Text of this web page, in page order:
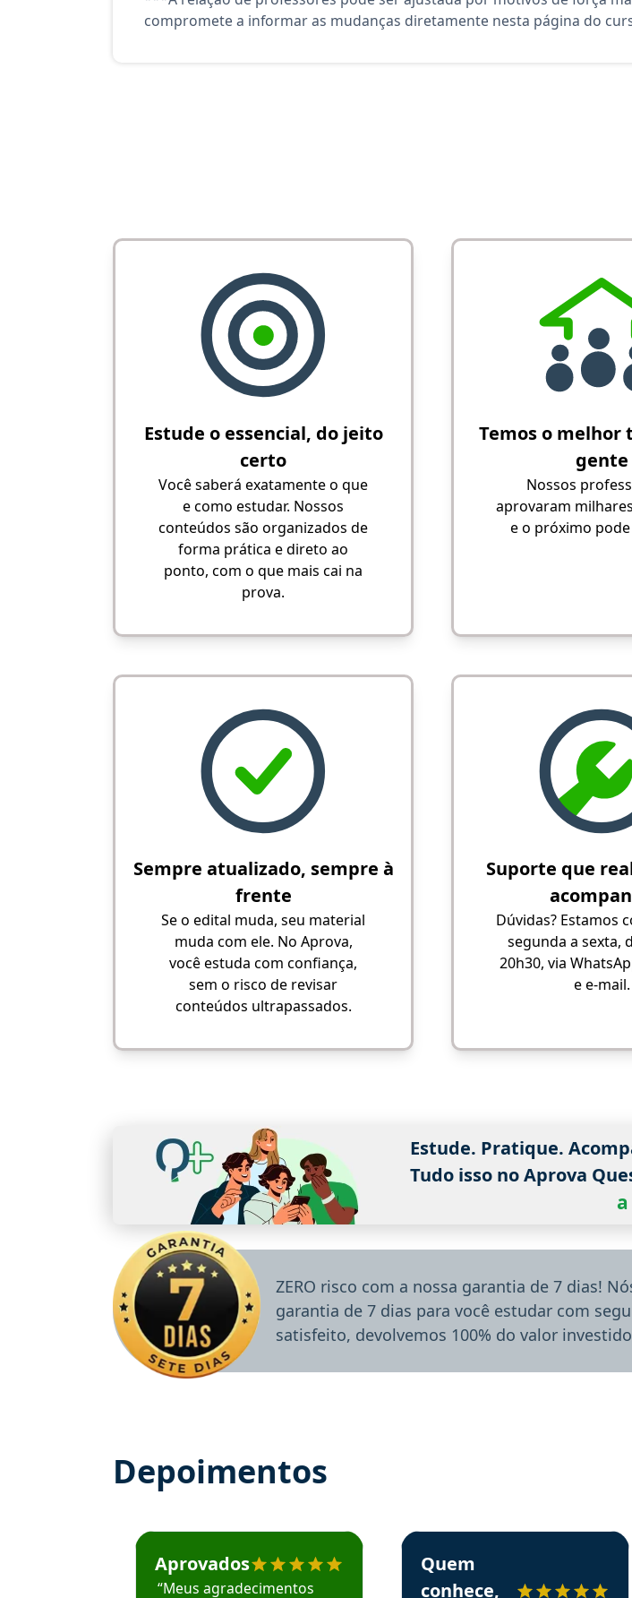
compromete a informar as mudanças diretamente nesta página do
Estude o essencial, do jeito
certo
Você saberá exatamente o que
e como estudar. Nossos
conteúdos são organizados de
forma prática e direto ao
ponto, com o que mais cai na
prova.
Temos o melhor
gente
Nossos
aprovaram
e o próximo pode
Sempre atualizado, sempre à
frente
Se o edital muda, seu material
muda com ele. No Aprova,
você estuda com confiança,
sem o risco de revisar
conteúdos ultrapassados.
Suporte que
Dúvidas? Estamos
segunda a sexta,
20h30, via
e e-mail.
Estude. Pratique.
Tudo isso no Aprova
ZERO risco com a nossa garantia de 7 dias!
garantia de 7 dias para você estudar com
satisfeito, devolvemos 100% do valor
Depoimentos
Estudante José recomenda o Aprova Concursos em depoimento
Aprovados
“Meus agradecimentos
Estudante Sergio recomenda o
Quem
conhece,